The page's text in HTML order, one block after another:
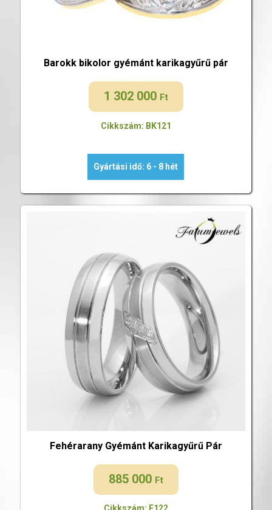
Barokk bikolor gyémánt karikagyűrű pár
1 302 000 Ft
Cikkszám: BK121
Gyártási idő: 6 - 8 hét
Fehérarany Gyémánt Karikagyűrű Pár
885 000 Ft